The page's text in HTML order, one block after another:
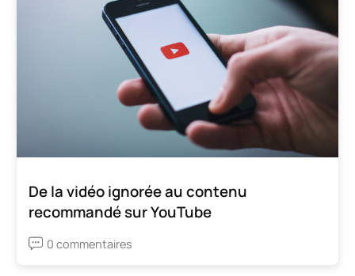
De la vidéo ignorée au contenu
recommandé sur YouTube
0 commentaires